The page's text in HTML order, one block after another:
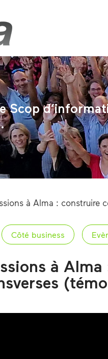
Scop
à Alma : construire
Côté business
à